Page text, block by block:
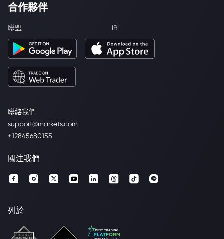
聯絡我們
support@markets.com
+12845680155
合作夥伴
聯盟 IB
關注我們
列於